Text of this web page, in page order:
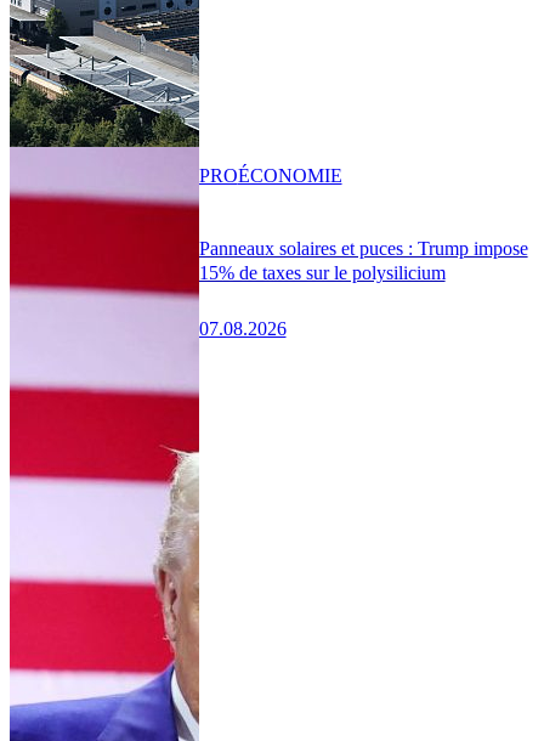
Panneaux solaires et puces : Trump impose
15% de taxes sur le polysilicium
07.08.2026
PROÉCONOMIE